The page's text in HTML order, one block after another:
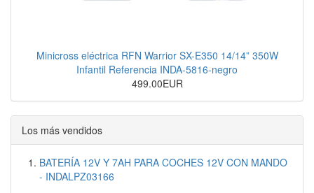
Minicross eléctrica RFN Warrior SX-E350 14/14” 350W
Infantil Referencia INDA-5816-negro
499.00EUR
Los más vendidos
BATERÍA 12V Y 7AH PARA COCHES 12V CON MANDO
- INDALPZ03166